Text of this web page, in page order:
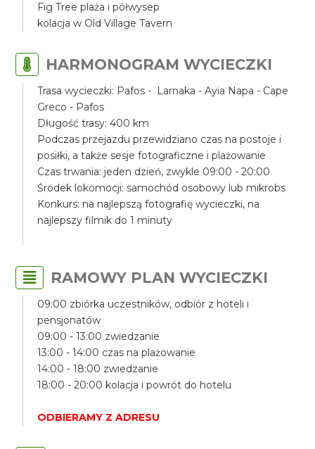
Fig Tree plaża i półwysep
kolacja w Old Village Tavern
HARMONOGRAM WYCIECZKI
Trasa wycieczki: Pafos - Larnaka - Ayia Napa - Cape
Greco - Pafos
Długość trasy: 400 km
Podczas przejazdu przewidziano czas na postoje i
posiłki, a także sesje fotograficzne i plażowanie
Czas trwania: jeden dzień, zwykle 09:00 - 20:00
Środek lokomocji: samochód osobowy lub mikrobs
Konkurs: na najlepszą fotografię wycieczki, na
najlepszy filmik do 1 minuty
RAMOWY PLAN WYCIECZKI
09:00 zbiórka uczestników, odbiór z hoteli i
pensjonatów
09:00 - 13:00 zwiedzanie
13:00 - 14:00 czas na plażowanie
14:00 - 18:00 zwiedzanie
18:00 - 20:00 kolacja i powrót do hotelu
ODBIERAMY Z ADRESU